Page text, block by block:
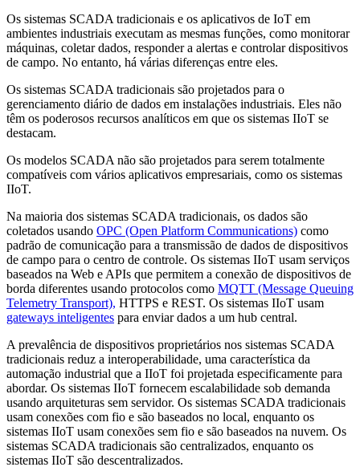
Os sistemas SCADA tradicionais e os aplicativos de IoT em
ambientes industriais executam as mesmas funções, como monitorar
máquinas, coletar dados, responder a alertas e controlar dispositivos
de campo. No entanto, há várias diferenças entre eles.
Os sistemas SCADA tradicionais são projetados para o
gerenciamento diário de dados em instalações industriais. Eles não
têm os poderosos recursos analíticos em que os sistemas IIoT se
destacam.
Os modelos SCADA não são projetados para serem totalmente
compatíveis com vários aplicativos empresariais, como os sistemas
IIoT.
Na maioria dos sistemas SCADA tradicionais, os dados são
coletados usando OPC (Open Platform Communications) como
padrão de comunicação para a transmissão de dados de dispositivos
de campo para o centro de controle. Os sistemas IIoT usam serviços
baseados na Web e APIs que permitem a conexão de dispositivos de
borda diferentes usando protocolos como MQTT (Message Queuing
Telemetry Transport), HTTPS e REST. Os sistemas IIoT usam
gateways inteligentes para enviar dados a um hub central.
A prevalência de dispositivos proprietários nos sistemas SCADA
tradicionais reduz a interoperabilidade, uma característica da
automação industrial que a IIoT foi projetada especificamente para
abordar. Os sistemas IIoT fornecem escalabilidade sob demanda
usando arquiteturas sem servidor. Os sistemas SCADA tradicionais
usam conexões com fio e são baseados no local, enquanto os
sistemas IIoT usam conexões sem fio e são baseados na nuvem. Os
sistemas SCADA tradicionais são centralizados, enquanto os
sistemas IIoT são descentralizados.